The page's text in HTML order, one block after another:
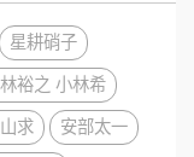
星耕硝子
裕之 小林希
求
安部太一